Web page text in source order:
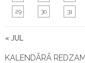
« JUL
29 30 31
KALENDĀRĀ